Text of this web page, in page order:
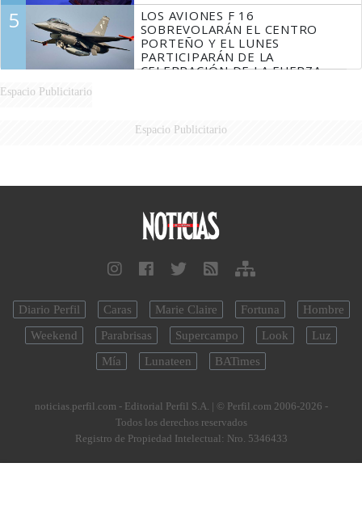
5
LOS AVIONES F 16
SOBREVOLARÁN EL CENTRO
PORTEÑO Y EL LUNES
PARTICIPARÁN DE LA
CELEBRACIÓN DE LA FUERZA
Espacio Publicitario
Espacio Publicitario
Diario Perfil Caras Marie Claire Fortuna
Hombre
Weekend
Parabrisas Supercampo Look
Luz
Mía
Lunateen BATimes
noticias.perfil.com - Editorial Perfil S.A. | © Perfil.com 2006-2026 -
Todos los derechos reservados
Registro de Propiedad Intelectual: Nro. 5346433